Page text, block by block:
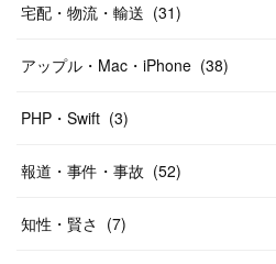
宅配・物流・輸送 (31)
アップル・Mac・iPhone (38)
PHP・Swift (3)
報道・事件・事故 (52)
知性・賢さ (7)